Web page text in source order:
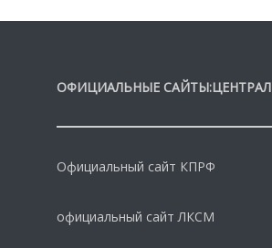
ОФИЦИАЛЬНЫЕ
Официальный сайт КПРФ
официальный сайт ЛКСМ